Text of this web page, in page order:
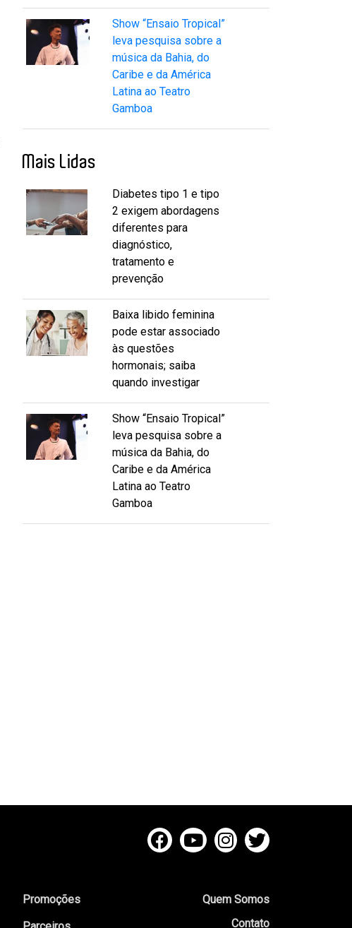
Show “Ensaio Tropical”
leva pesquisa sobre a
música da Bahia, do
Caribe e da América
Latina ao Teatro
Gamboa
Mais Lidas
Diabetes tipo 1 e tipo
2 exigem abordagens
diferentes para
diagnóstico,
tratamento e
prevenção
Baixa libido feminina
pode estar associado
às questões
hormonais; saiba
quando investigar
Show “Ensaio Tropical”
leva pesquisa sobre a
música da Bahia, do
Caribe e da América
Latina ao Teatro
Gamboa
Promoções
Quem Somos
Contato